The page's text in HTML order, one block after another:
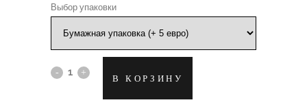
Выбор упаковки
Нежный
В КОРЗИНУ